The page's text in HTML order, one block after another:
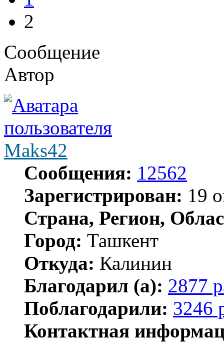
2
Сообщение
Автор
Maks42
Сообщения: 12562
Зарегистрирован: 19
Страна, Регион,
Город: Ташкент
Откуда: Калинин
Благодарил (а): 2877
Поблагодарили: 3246
Контактная